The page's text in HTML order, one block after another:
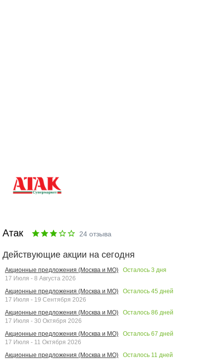
Атак 24 отзыва
Действующие акции на сегодня
Акционные предложения (Москва и МО) Осталось 3 дня
17 Июля - 8 Августа 2026
Акционные предложения (Москва и МО)
Осталось 45 дней
17 Июля - 19 Сентября 2026
Акционные предложения (Москва и МО)
Осталось 86 дней
17 Июля - 30 Октября 2026
Акционные предложения (Москва и МО)
Осталось 67 дней
17 Июля - 11 Октября 2026
Акционные предложения (Москва и МО)
Осталось 11 дней